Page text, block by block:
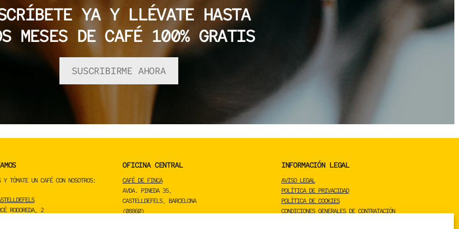
YA Y LLÉVATE HASTA
MESES DE CAFÉ 100% GRATIS
SUSCRIBIRME AHORA
Y TÓMATE UN CAFÉ CON NOSOTROS:
RODOREDA, 2
OFICINA CENTRAL
CAFÉ DE FINCA
AVDA. PINEDA 35,
CASTELLDEFELS, BARCELONA
(08860)
INFORMACIÓN LEGAL
AVISO LEGAL
POLÍTICA DE PRIVACIDAD
POLÍTICA DE COOKIES
CONDICIONES GENERALES DE CONTRATACIÓN